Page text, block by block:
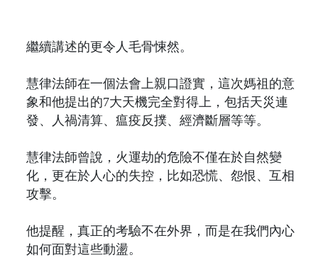
繼續講述的更令人毛骨悚然。
慧律法師在一個法會上親口證實，這次媽祖的意
象和他提出的7大天機完全對得上，包括天災連
發、人禍清算、瘟疫反撲、經濟斷層等等。
慧律法師曾說，火運劫的危險不僅在於自然變
化，更在於人心的失控，比如恐慌、怨恨、互相
攻擊。
他提醒，真正的考驗不在外界，而是在我們內心
如何面對這些動盪。